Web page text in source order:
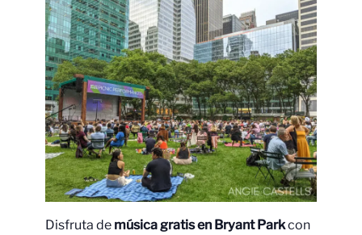
Disfruta de música gratis en Bryant Parkcon